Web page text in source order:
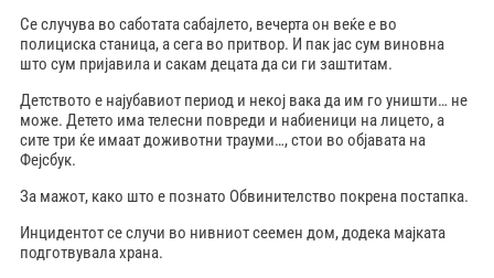
Се случува во саботата сабајлето, вечерта он веќе е во
полициска станица, а сега во притвор. И пак јас сум виновна
што сум пријавила и сакам децата да си ги заштитам.
Детството е најубавиот период и некој вака да им го уништи… не
може. Детето има телесни повреди и набиеници на лицето, а
сите три ќе имаат доживотни трауми…, стои во објавата на
Фејсбук.
За мажот, како што е познато Обвинителство покрена постапка.
Инцидентот се случи во нивниот сеемен дом, додека мајката
подготвувала храна.